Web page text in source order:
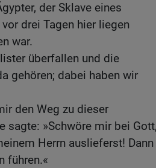
der Sklave eines
drei Tagen hier liegen
war.
überfallen und die
gehören; dabei haben wir
den Weg zu dieser
sagte: »Schwöre mir bei Gott,
Herrn auslieferst! Dann
führen.«